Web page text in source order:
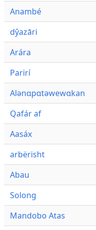
Anambé
dŷazāri
Arára
Parirí
Alənɑpɑtəwewɑkan
Qafár af
Aasáx
arbërisht
Abau
Solong
Mandobo Atas